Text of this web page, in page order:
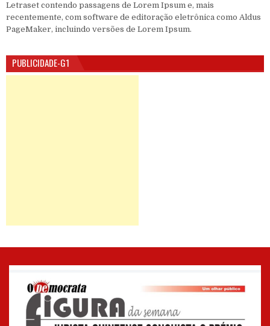
Letraset contendo passagens de Lorem Ipsum e, mais
recentemente, com software de editoração eletrônica como Aldus
PageMaker, incluindo versões de Lorem Ipsum.
PUBLICIDADE-G1